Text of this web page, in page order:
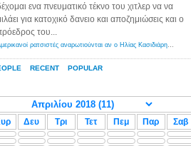
RECENT POPULAR
ενα πνευματικό τέκνο του χιτλερ να να
για κατοχικό δανειο και αποζημιώσεις και ο
του...
Αμερικανοί ρατσιστές αναρωτιούνται αν ο Ηλίας Κασιδιάρης ανήκει στη λευκή φυλή... - Λόγιος Ερμής
Δευ Τρι Τετ Πεμ Παρ Σαβ